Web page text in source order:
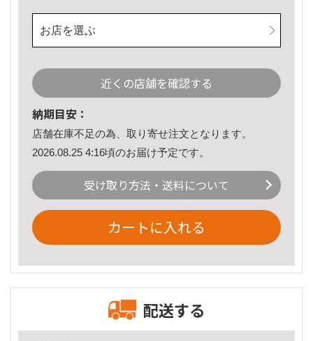
お店を選ぶ
近くの店舗を確認する
納期目安：
店舗在庫不足の為、取り寄せ注文となります。
2026.08.25 4:16頃のお届け予定です。
受け取り方法・送料について
カートに入れる
配送する